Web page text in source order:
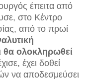
έπειτα από
στο Κέντρο
από το πρωί
θα ολοκληρωθεί
έχει δοθεί
να αποδεσμεύσει